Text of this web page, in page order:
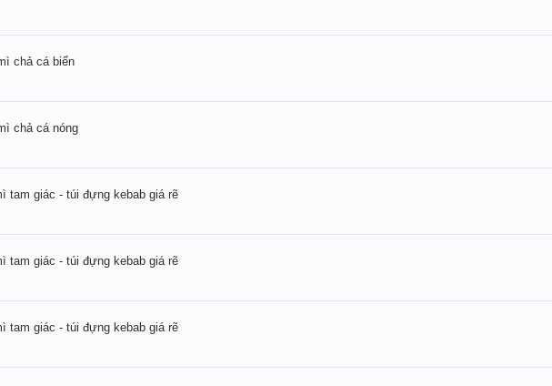
chả cá biển
chả cá nóng
tam giác - túi đựng kebab giá rẽ
tam giác - túi đựng kebab giá rẽ
tam giác - túi đựng kebab giá rẽ